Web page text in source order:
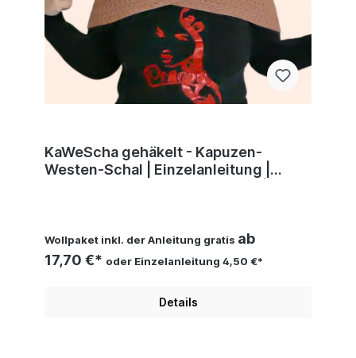
KaWeScha gehäkelt - Kapuzen-
Westen-Schal | Einzelanleitung |
Wollpaket inkl. der Anleitung gratis ab
17,70 €* oder Einzelanleitung 4,50 €*
Details